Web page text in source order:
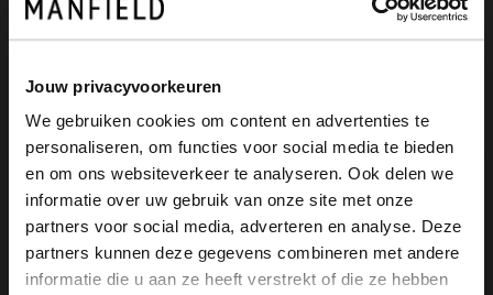
Jouw privacyvoorkeuren
We gebruiken cookies om content en advertenties te
personaliseren, om functies voor social media te bieden
en om ons websiteverkeer te analyseren. Ook delen we
informatie over uw gebruik van onze site met onze
partners voor social media, adverteren en analyse. Deze
partners kunnen deze gegevens combineren met andere
informatie die u aan ze heeft verstrekt of die ze hebben
Manfield. De veterschoenen hebben een
van 2 cm. We adviseren als verzorging de
Collonil Carbon Pro.
Alles over dit product
×
View this website in English?
It looks like your language isn't Dutch. Would
you like to switch to English?